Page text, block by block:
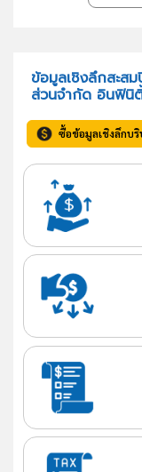
ข้อมูลเชิงลึกสะส
ส่วนจำกัด อินฟินิ
ซื้อข้อมูลเชิงลึกบ